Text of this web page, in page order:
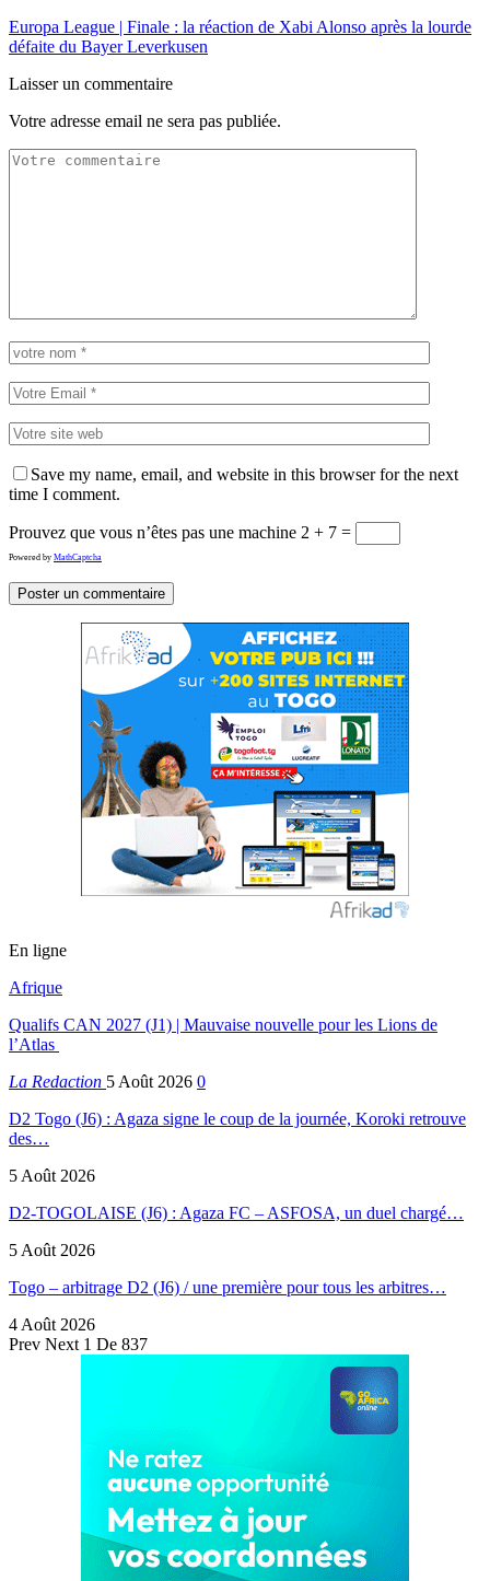
Europa League | Finale : la réaction de Xabi Alonso après la lourde
défaite du Bayer Leverkusen
Laisser un commentaire
Votre adresse email ne sera pas publiée.
Save my name, email, and website in this browser for the next
time I comment.
Prouvez que vous n’êtes pas une machine 2 + 7 =
Powered by MathCaptcha
En ligne
Afrique
Qualifs CAN 2027 (J1) | Mauvaise nouvelle pour les Lions de
l’Atlas
La Redaction 5 Août 2026 0
D2 Togo (J6) : Agaza signe le coup de la journée, Koroki retrouve
des…
5 Août 2026
D2-TOGOLAISE (J6) : Agaza FC – ASFOSA, un duel chargé…
5 Août 2026
Togo – arbitrage D2 (J6) / une première pour tous les arbitres…
4 Août 2026
Prev Next 1 De 837